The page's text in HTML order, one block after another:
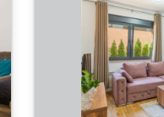
na idealnoj
Lokacija:
Zlatibor
Planina